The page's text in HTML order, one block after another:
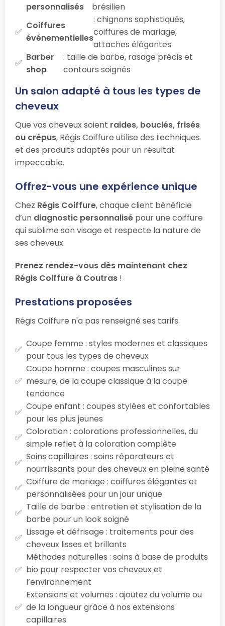
personnalisés
brésilien
Coiffures
événementielles
: chignons sophistiqués,
coiffures de mariage,
attaches élégantes
Barber
shop
: taille de barbe, rasage précis et
contours soignés
Un salon adapté à tous les types de
cheveux
Que vos cheveux soient raides, bouclés, frisés
ou crépus, Régis Coiffure utilise des techniques
et des produits adaptés pour un résultat
impeccable.
Offrez-vous une expérience unique
Chez Régis Coiffure, chaque client bénéficie
d’un diagnostic personnalisé pour une coiffure
qui sublime son visage et respecte la nature de
ses cheveux.
Prenez rendez-vous dès maintenant chez
Régis Coiffure à Coutras !
Prestations proposées
Régis Coiffure n'a pas renseigné ses tarifs.
Coupe femme : styles modernes et classiques
pour tous les types de cheveux
Coupe homme : coupes masculines sur
mesure, de la coupe classique à la coupe
tendance
Coupe enfant : coupes stylées et confortables
pour les plus jeunes
Coloration : colorations professionnelles, du
simple reflet à la coloration complète
Soins capillaires : soins réparateurs et
nourrissants pour des cheveux en pleine santé
Coiffure de mariage : coiffures élégantes et
personnalisées pour un jour unique
Taille de barbe : entretien et stylisation de la
barbe pour un look soigné
Lissage et défrisage : traitements pour des
cheveux lisses et brillants
Méthodes naturelles : soins à base de produits
bio pour respecter vos cheveux et
l’environnement
Extensions et volumes : ajoutez du volume ou
de la longueur grâce à nos extensions
capillaires